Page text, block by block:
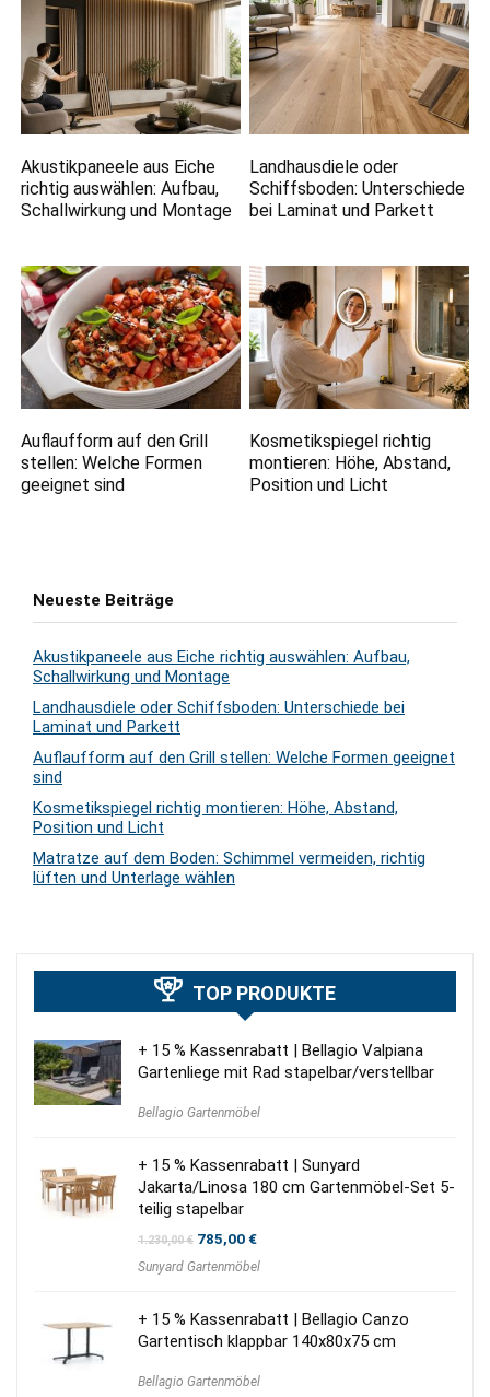
Akustikpaneele aus Eiche
richtig auswählen: Aufbau,
Schallwirkung und Montage
Landhausdiele oder
Schiffsboden: Unterschiede
bei Laminat und Parkett
Auflaufform auf den Grill
stellen: Welche Formen
geeignet sind
Kosmetikspiegel richtig
montieren: Höhe, Abstand,
Position und Licht
Neueste Beiträge
Akustikpaneele aus Eiche richtig auswählen: Aufbau,
Schallwirkung und Montage
Landhausdiele oder Schiffsboden: Unterschiede bei
Laminat und Parkett
Auflaufform auf den Grill stellen: Welche Formen geeignet
sind
Kosmetikspiegel richtig montieren: Höhe, Abstand,
Position und Licht
Matratze auf dem Boden: Schimmel vermeiden, richtig
lüften und Unterlage wählen
TOP PRODUKTE
+ 15 % Kassenrabatt | Bellagio Valpiana
Gartenliege mit Rad stapelbar/verstellbar
Bellagio Gartenmöbel
+ 15 % Kassenrabatt | Sunyard
Jakarta/Linosa 180 cm Gartenmöbel-Set 5-
teilig stapelbar
1.230,00€ Ursprünglicher
war:
785,00€Aktueller
ist:
Sunyard Gartenmöbel
+ 15 % Kassenrabatt | Bellagio Canzo
Gartentisch klappbar 140x80x75 cm
Bellagio Gartenmöbel